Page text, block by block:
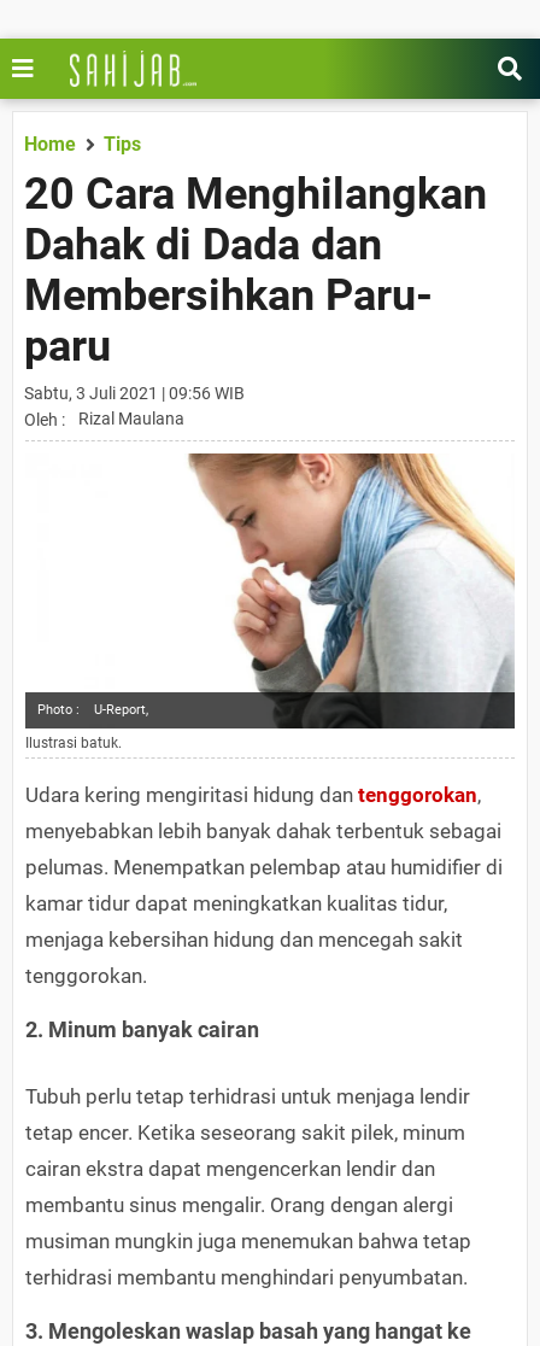
Home Tips
20 Cara Menghilangkan
Dahak di Dada dan
Membersihkan Paru-
paru
Sabtu, 3 Juli 2021 | 09:56 WIB
Oleh :
Rizal Maulana
Photo : U-Report,
Ilustrasi batuk.
Udara kering mengiritasi hidung dan tenggorokan,
menyebabkan lebih banyak dahak terbentuk sebagai
pelumas. Menempatkan pelembap atau humidifier di
kamar tidur dapat meningkatkan kualitas tidur,
menjaga kebersihan hidung dan mencegah sakit
tenggorokan.
2. Minum banyak cairan
Tubuh perlu tetap terhidrasi untuk menjaga lendir
tetap encer. Ketika seseorang sakit pilek, minum
cairan ekstra dapat mengencerkan lendir dan
membantu sinus mengalir. Orang dengan alergi
musiman mungkin juga menemukan bahwa tetap
terhidrasi membantu menghindari penyumbatan.
3. Mengoleskan waslap basah yang hangat ke